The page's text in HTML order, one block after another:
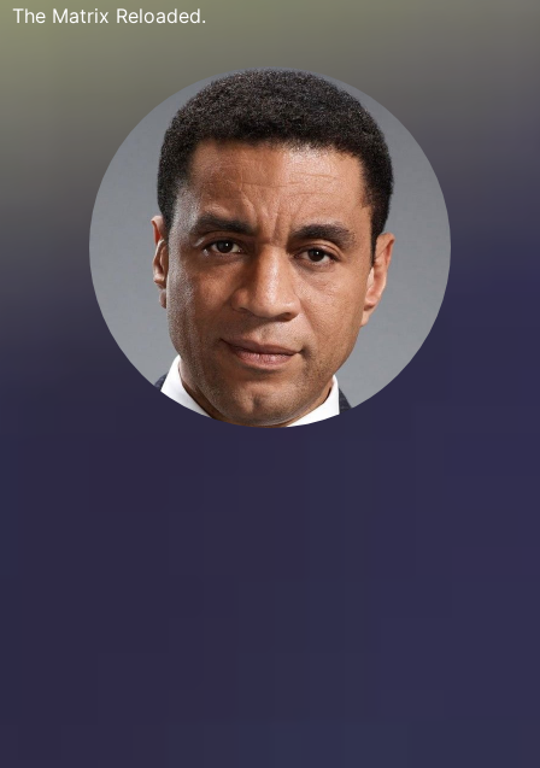
The Matrix Reloaded.